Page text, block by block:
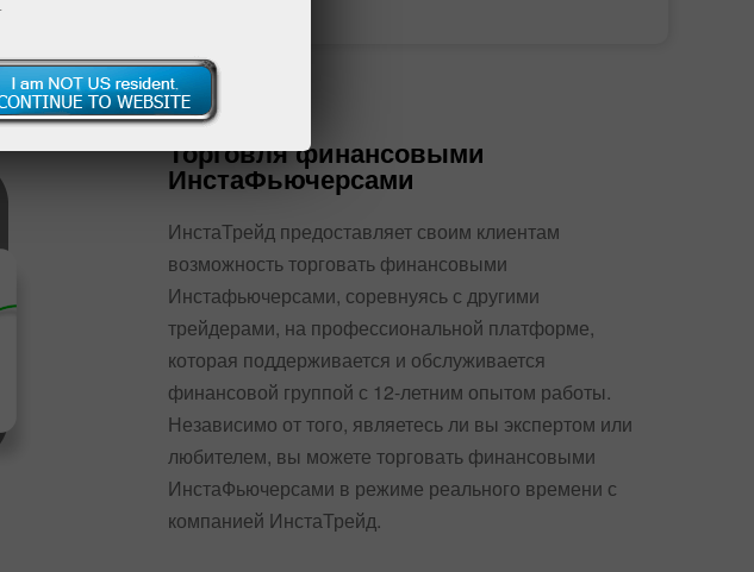
Торговля финансовыми
ИнстаФьючерсами
ИнстаТрейд предоставляет своим клиентам
возможность торговать финансовыми
Инстафьючерсами, соревнуясь с другими
трейдерами, на профессиональной платформе,
которая поддерживается и обслуживается
финансовой группой с 12-летним опытом работы.
Независимо от того, являетесь ли вы экспертом или
любителем, вы можете торговать финансовыми
ИнстаФьючерсами в режиме реального времени с
компанией ИнстаТрейд.